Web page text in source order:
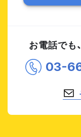
お電話でも
03-